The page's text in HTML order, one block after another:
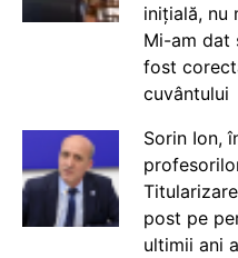
inițială, nu
Mi-am dat
fost
cuvântului
Sorin Ion,
post pe
ultimii ani